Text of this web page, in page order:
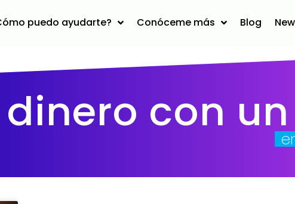
puedo ayudarte? Conóceme más Blog
con